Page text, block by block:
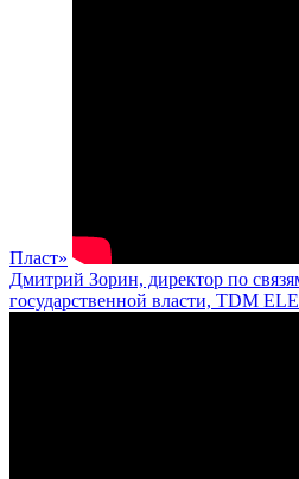
Пласт»
Дмитрий Зорин, директор по
государственной власти, TDM